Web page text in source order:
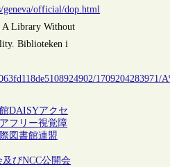
official/dop.html
A Library Without
Biblioteken i
DAISYアクセ
フリー視覚障
図書館連盟
及びNCC公開会